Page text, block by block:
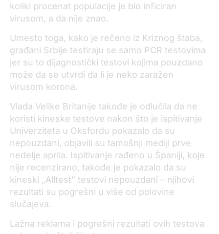
koliki procenat populacije je bio inficiran
virusom, a da nije znao.
Umesto toga, kako je rečeno iz Kriznog štaba,
građani Srbije testiraju se samo PCR testovima
jer su to dijagnostički testovi kojima pouzdano
može da se utvrdi da li je neko zaražen
virusom korona.
Vlada Velike Britanije takođe je odlučila da ne
koristi kineske testove nakon što je ispitivanje
Univerziteta u Oksfordu pokazalo da su
nepouzdani, objavili su tamošnji mediji prve
nedelje aprila. Ispitivanje rađeno u Španiji, koje
nije recenzirano, takođe je pokazalo da su
kineski „Alltest” testovi nepouzdani – njihovi
rezultati su pogrešni u više od polovine
slučajeva.
Lažna reklama i pogrešni rezultati ovih testova